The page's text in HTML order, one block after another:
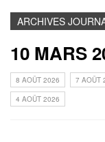
ARCHIVES
10 MARS
8 AOÛT 2026 7 AOÛT
4 AOÛT 2026